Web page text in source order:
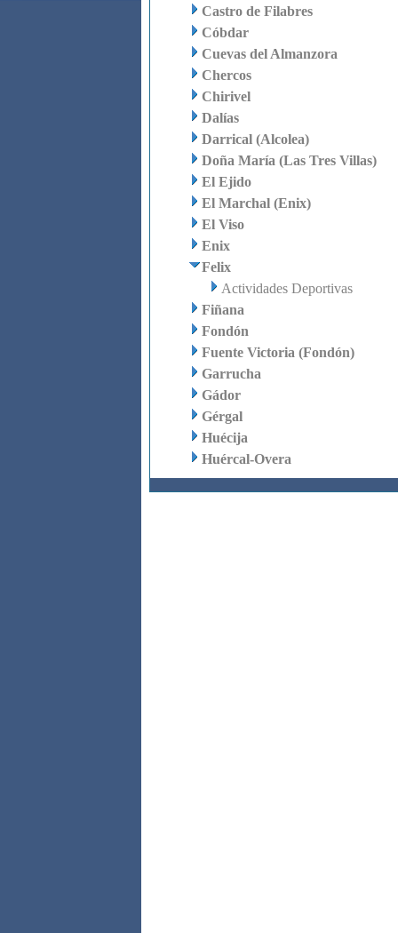
Castro de Filabres
Cóbdar
Cuevas del Almanzora
Chercos
Chirivel
Dalías
Darrical (Alcolea)
Doña María (Las Tres Villas)
El Ejido
El Marchal (Enix)
El Viso
Enix
Felix
Actividades Deportivas
Fiñana
Fondón
Fuente Victoria (Fondón)
Garrucha
Gádor
Gérgal
Huécija
Huércal-Overa